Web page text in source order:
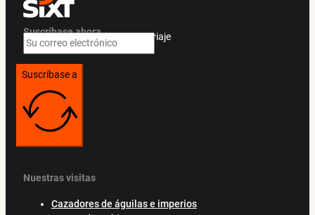
Suscríbase ahora
Ofertas exclusivas y guías de viaje
Suscríbase a
Nuestras visitas
Cazadores de águilas e imperios